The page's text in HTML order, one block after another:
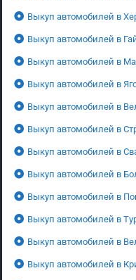
Выкуп автомобилей в
Выкуп автомобилей в
Выкуп автомобилей в
Выкуп автомобилей в
Выкуп автомобилей в
Выкуп автомобилей в
Выкуп автомобилей в
Выкуп автомобилей в
Выкуп автомобилей в
Выкуп автомобилей в
Выкуп автомобилей в
Выкуп автомобилей в